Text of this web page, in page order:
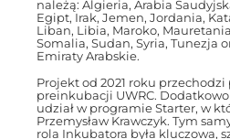
należą: Algieria, Arabia
Egipt, Irak, Jemen, Jordania,
Liban, Libia, Maroko,
Somalia, Sudan, Syria, Tunezja
Emiraty Arabskie.
Projekt od 2021 roku przechodzi
preinkubacji UWRC.
udział w programie Starter, w
Przemysław Krawczyk. Tym
rola Inkubatora była kluczowa,